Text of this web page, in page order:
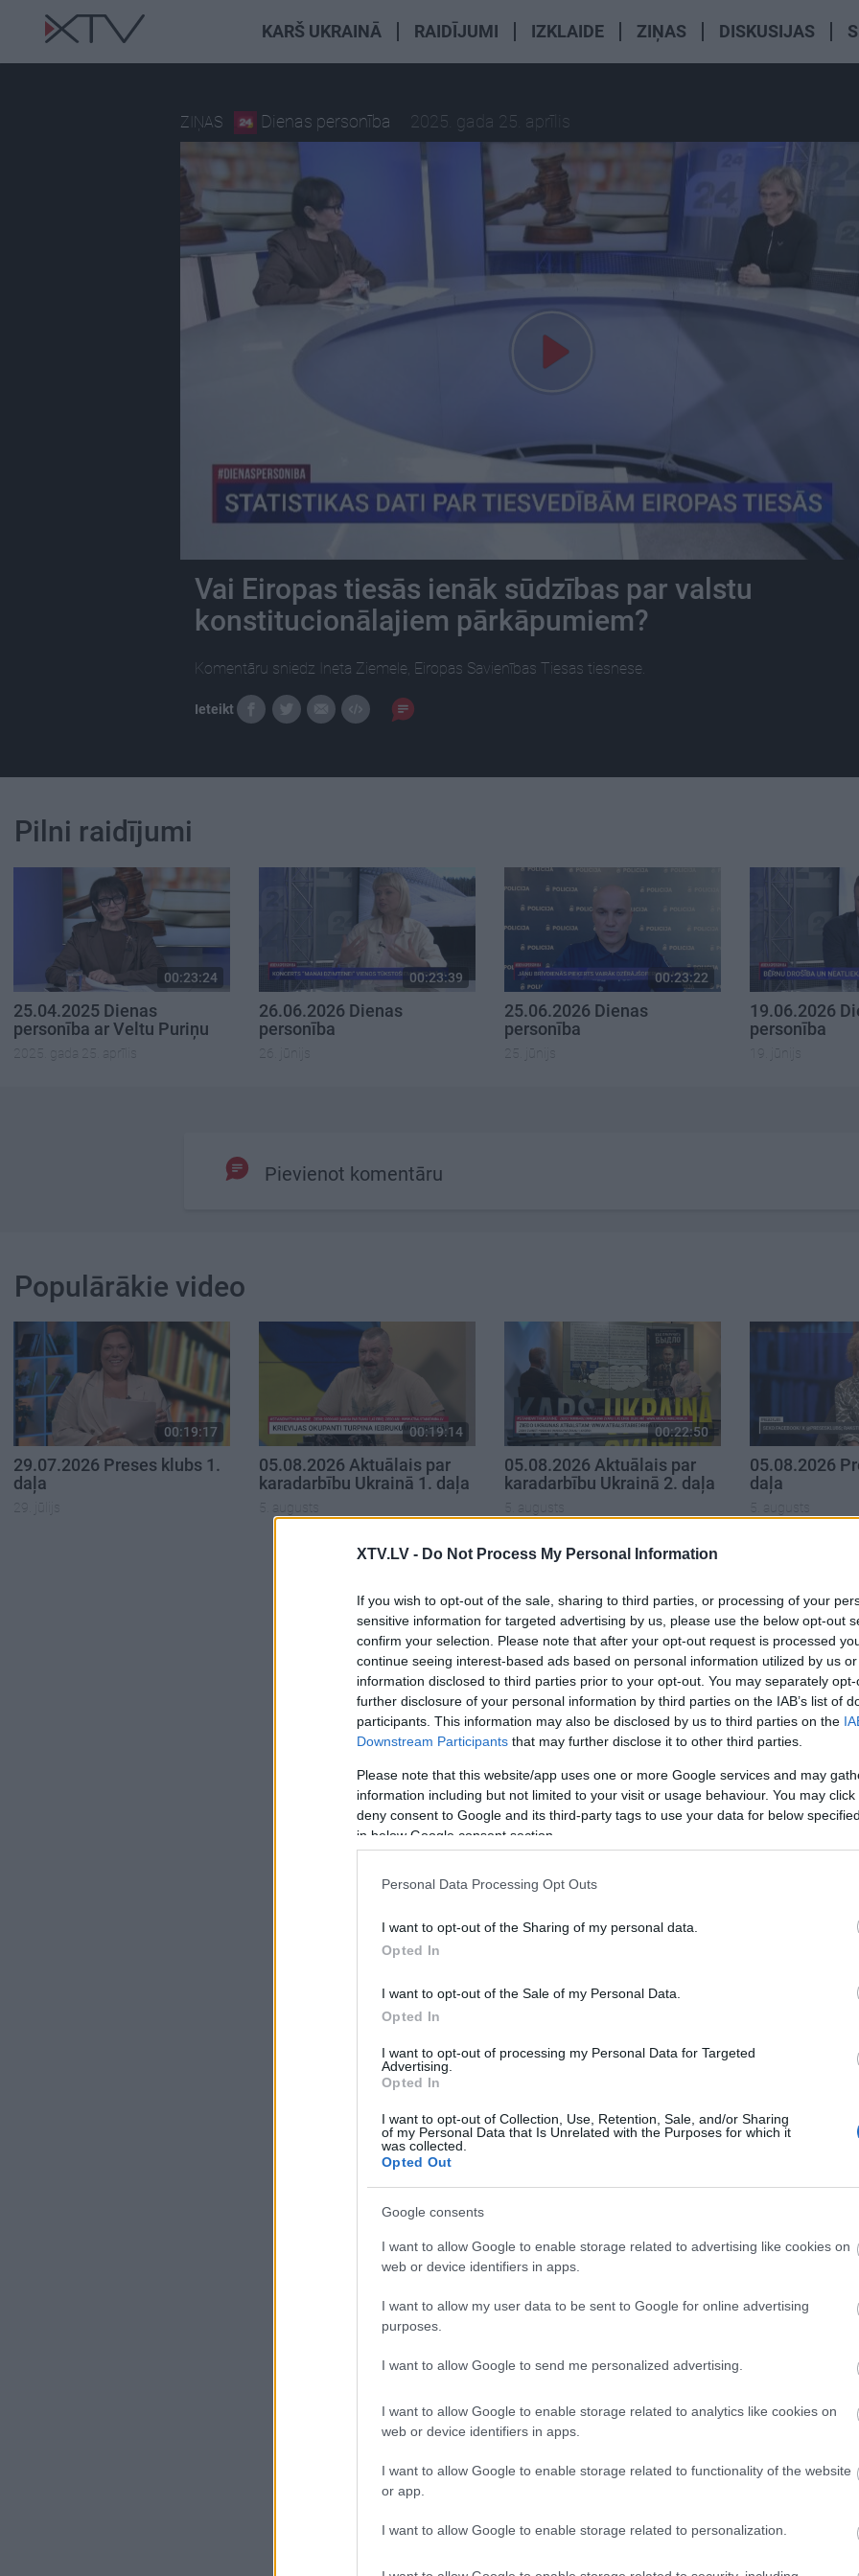
XTV.LV - Do Not Process My Personal Information
If you wish to opt-out of the sale, sharing to third parties, or processing of your
sensitive information for targeted advertising by us, please use the below opt-out
confirm your selection. Please note that after your opt-out request is processed
continue seeing interest-based ads based on personal information utilized by us
information disclosed to third parties prior to your opt-out. You may separately
further disclosure of your personal information by third parties on the IAB’s list of
participants. This information may also be disclosed by us to third parties on the
Downstream Participants that may further disclose it to other third parties.
Please note that this website/app uses one or more Google services and may
information including but not limited to your visit or usage behaviour. You may
deny consent to Google and its third-party tags to use your data for below
in below Google consent section.
Personal Data Processing Opt Outs
I want to opt-out of the Sharing of my personal data.
Opted In
I want to opt-out of the Sale of my Personal Data.
Opted In
I want to opt-out of processing my Personal Data for Targeted
Advertising.
Opted In
I want to opt-out of Collection, Use, Retention, Sale, and/or Sharing
of my Personal Data that Is Unrelated with the Purposes for which it
was collected.
Opted Out
Google consents
I want to allow Google to enable storage related to advertising like cookies on
web or device identifiers in apps.
I want to allow my user data to be sent to Google for online advertising
purposes.
I want to allow Google to send me personalized advertising.
I want to allow Google to enable storage related to analytics like cookies on
web or device identifiers in apps.
I want to allow Google to enable storage related to functionality of the website
or app.
I want to allow Google to enable storage related to personalization.
KARŠ UKRAINĀ RAIDĪJUMI IZKLAIDE ZIŅAS DISKUSIJAS
ZIŅAS Dienas personība 2025. gada 25. aprīlis
Vai Eiropas tiesās ienāk sūdzības par valstu
konstitucionālajiem pārkāpumiem?
Komentāru sniedz Ineta Ziemele, Eiropas Savienības Tiesas tiesnese.
Ieteikt
Pilni raidījumi
00:23:24
25.04.2025 Dienas
personība ar Veltu Puriņu
2025. gada 25. aprīlis
00:23:39
26.06.2026 Dienas
personība
26. jūnijs
00:23:22
25.06.2026 Dienas
personība
25. jūnijs
19.06.2026
personība
19. jūnijs
Pievienot komentāru
Populārākie video
00:19:17
29.07.2026 Preses klubs 1.
daļa
29. jūlijs
00:19:14
05.08.2026 Aktuālais par
karadarbību Ukrainā 1. daļa
5. augusts
00:22:50
05.08.2026 Aktuālais par
karadarbību Ukrainā 2. daļa
5. augusts
05.08.2026
daļa
5. augusts